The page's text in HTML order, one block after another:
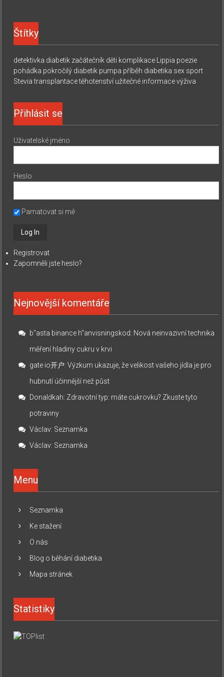
Štítky
detektivka diabetik začátečník děti komplikace Lippia poezie
pohádka pokročilý diabetik pumpa příběh diabetika sex sport
Stevia transplantace těhotenství užitečné informace výživa
Přihlásit se
Uživatelské jméno
Heslo
Pamatovat si mě
Registrovat
Zapomněli jste heslo?
Nejnovější komentáře
b"asta binance h"anvisningskod: Nová neinvazivní technika
měření hladiny cukru v krvi
gate io开户:Výzkum ukazuje, že velikost vašeho jídla je pro
hubnutí účinnější než půst
Donaldkah: Zdravotní typ: máte cukrovku? Zkuste tyto
potraviny
Václav: Seznamka
Václav: Seznamka
Menu
Seznamka
Ke stažení
O nás
Blog o běhání diabetika
Mapa stránek
Statistiky